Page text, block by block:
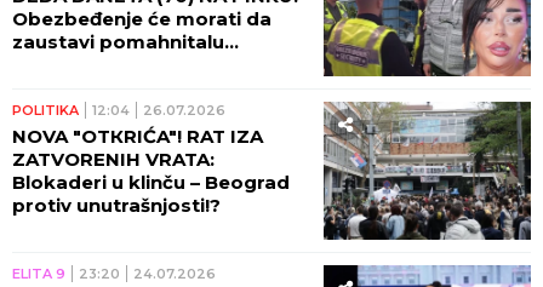
Obezbeđenje će morati da
zaustavi pomahnitalu
POLITIKA 12:04 26.07.2026
NOVA "OTКRIĆA"! RAT IZA
ZATVORENIH VRATA:
Blokaderi u klinču – Beograd
protiv unutrašnjosti!?
ELITA 9 23:20 24.07.2026